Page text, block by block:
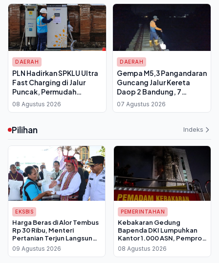
DAERAH
PLN Hadirkan SPKLU Ultra
Fast Charging di Jalur
Puncak, Permudah
Mobilitas Pengguna
Kendaraan Listrik
08 Agustus 2026
DAERAH
Gempa M5,3 Pangandaran
Guncang Jalur Kereta
Daop 2 Bandung, 7
Perjalanan Terhenti untuk
Pemeriksaan Rel
07 Agustus 2026
Pilihan Indeks
EKSBIS
Harga Beras di Alor Tembus
Rp 30 Ribu, Menteri
Pertanian Terjun Langsung
Salurkan Bantuan 30 Kg per
Keluarga
09 Agustus 2026
PEMERINTAHAN
Kebakaran Gedung
Bapenda DKI Lumpuhkan
Kantor 1.000 ASN, Pemprov
Berlakukan WFH Bergantian
08 Agustus 2026